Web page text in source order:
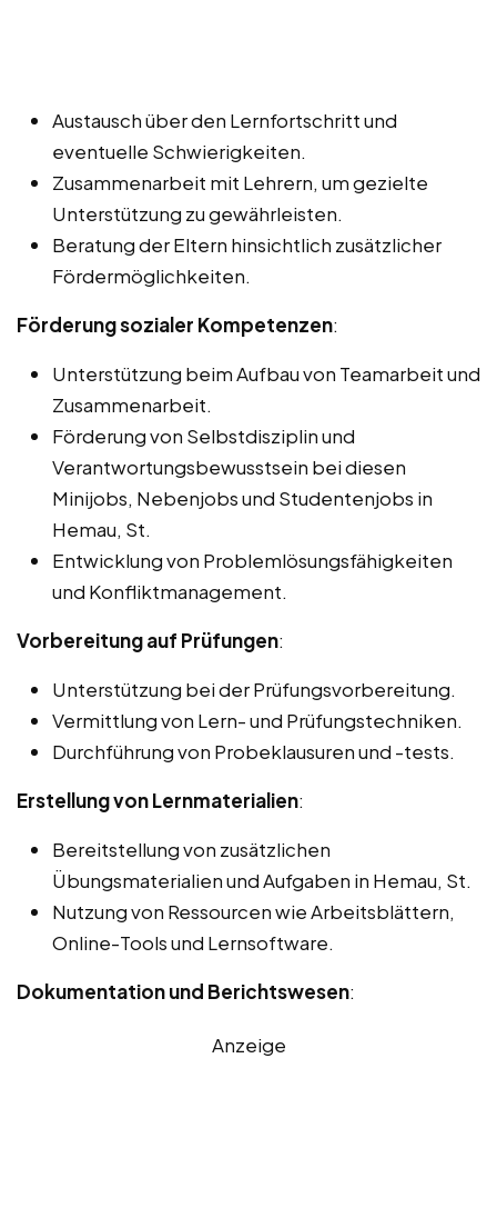
Austausch über den Lernfortschritt und
eventuelle Schwierigkeiten.
Zusammenarbeit mit Lehrern, um gezielte
Unterstützung zu gewährleisten.
Beratung der Eltern hinsichtlich zusätzlicher
Fördermöglichkeiten.
Förderung sozialer Kompetenzen:
Unterstützung beim Aufbau von Teamarbeit und
Zusammenarbeit.
Förderung von Selbstdisziplin und
Verantwortungsbewusstsein bei diesen
Minijobs, Nebenjobs und Studentenjobs in
Hemau, St.
Entwicklung von Problemlösungsfähigkeiten
und Konfliktmanagement.
Vorbereitung auf Prüfungen:
Unterstützung bei der Prüfungsvorbereitung.
Vermittlung von Lern- und Prüfungstechniken.
Durchführung von Probeklausuren und -tests.
Erstellung von Lernmaterialien:
Bereitstellung von zusätzlichen
Übungsmaterialien und Aufgaben in Hemau, St.
Nutzung von Ressourcen wie Arbeitsblättern,
Online-Tools und Lernsoftware.
Dokumentation und Berichtswesen:
Anzeige